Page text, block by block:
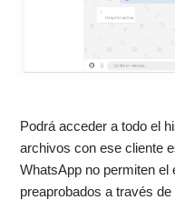
Podrá acceder a todo el
archivos con ese cliente
WhatsApp no permiten
preaprobados a través